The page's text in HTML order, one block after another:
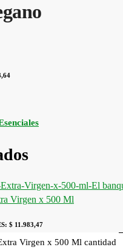
Virgen x 500 Ml
$ 11.983,47
Virgen x 500 Ml cantidad